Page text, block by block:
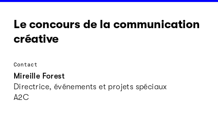
Le concours de la communication
créative
Contact
Mireille Forest
Directrice, événements et projets spéciaux
A2C